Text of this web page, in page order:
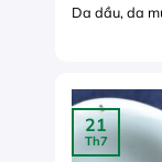
Da dầu, da
21
Th7